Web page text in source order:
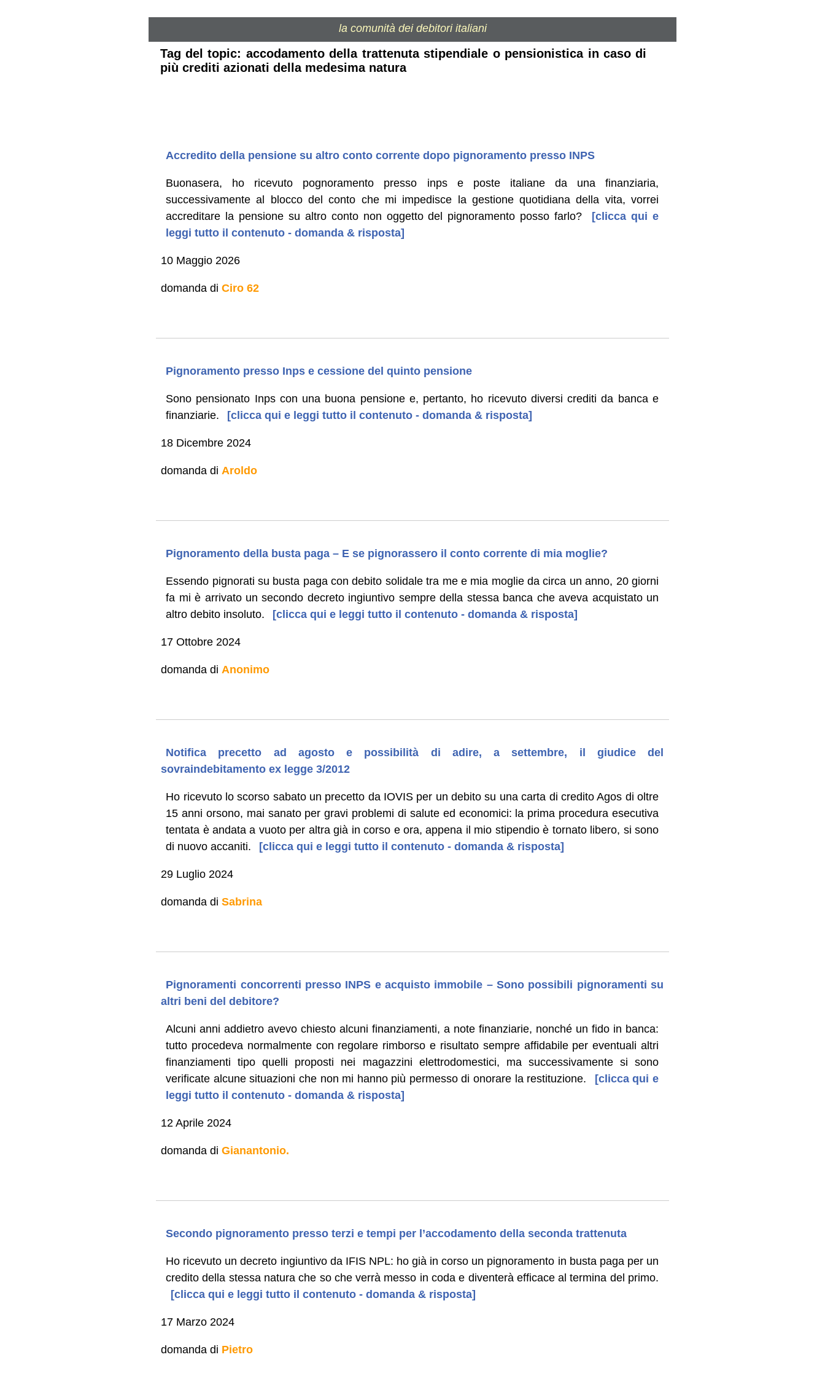
la comunità dei debitori italiani
Tag del topic: accodamento della trattenuta stipendiale o pensionistica in caso di
più crediti azionati della medesima natura
Accredito della pensione su altro conto corrente dopo pignoramento presso INPS
Buonasera, ho ricevuto pognoramento presso inps e poste italiane da una finanziaria,
successivamente al blocco del conto che mi impedisce la gestione quotidiana della vita, vorrei
accreditare la pensione su altro conto non oggetto del pignoramento posso farlo?
[clicca qui e
leggi tutto il contenuto - domanda & risposta]
10 Maggio 2026
domanda di Ciro 62
Pignoramento presso Inps e cessione del quinto pensione
Sono pensionato Inps con una buona pensione e, pertanto, ho ricevuto diversi crediti da banca e
finanziarie.
[clicca qui e leggi tutto il contenuto - domanda & risposta]
18 Dicembre 2024
domanda di Aroldo
Pignoramento della busta paga – E se pignorassero il conto corrente di mia moglie?
Essendo pignorati su busta paga con debito solidale tra me e mia moglie da circa un anno, 20 giorni
fa mi è arrivato un secondo decreto ingiuntivo sempre della stessa banca che aveva acquistato un
altro debito insoluto.
[clicca qui e leggi tutto il contenuto - domanda & risposta]
17 Ottobre 2024
domanda di Anonimo
Notifica precetto ad agosto e possibilità di adire, a settembre, il giudice del
sovraindebitamento ex legge 3/2012
Ho ricevuto lo scorso sabato un precetto da IOVIS per un debito su una carta di credito Agos di oltre
15 anni orsono, mai sanato per gravi problemi di salute ed economici: la prima procedura esecutiva
tentata è andata a vuoto per altra già in corso e ora, appena il mio stipendio è tornato libero, si sono
di nuovo accaniti.
[clicca qui e leggi tutto il contenuto - domanda & risposta]
29 Luglio 2024
domanda di Sabrina
Pignoramenti concorrenti presso INPS e acquisto immobile – Sono possibili pignoramenti su
altri beni del debitore?
Alcuni anni addietro avevo chiesto alcuni finanziamenti, a note finanziarie, nonché un fido in banca:
tutto procedeva normalmente con regolare rimborso e risultato sempre affidabile per eventuali altri
finanziamenti tipo quelli proposti nei magazzini elettrodomestici, ma successivamente si sono
verificate alcune situazioni che non mi hanno più permesso di onorare la restituzione.
[clicca qui e
leggi tutto il contenuto - domanda & risposta]
12 Aprile 2024
domanda di Gianantonio.
Secondo pignoramento presso terzi e tempi per l’accodamento della seconda trattenuta
Ho ricevuto un decreto ingiuntivo da IFIS NPL: ho già in corso un pignoramento in busta paga per un
credito della stessa natura che so che verrà messo in coda e diventerà efficace al termina del primo.
[clicca qui e leggi tutto il contenuto - domanda & risposta]
17 Marzo 2024
domanda di Pietro